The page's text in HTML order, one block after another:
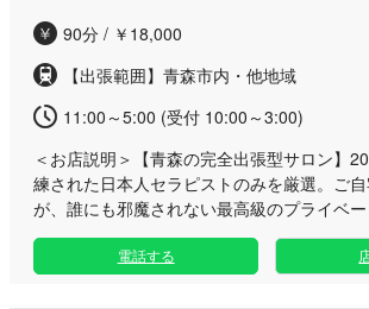
す。何卒ご理解とご協力のほどよろしくお願
90分 / ￥18,000
【出張範囲】青森市内・他地域
11:00～5:00 (受付 10:00～3:00)
＜お店説明＞ 【青森の完全出張型サロン】
練された日本人セラピストのみを厳選。ご
が、誰にも邪魔されない最高級のプライベ
ン空間へと生まれ変わります。 当店のセラ
美しさや気品だけでなく、お一人おひとりの
電話する